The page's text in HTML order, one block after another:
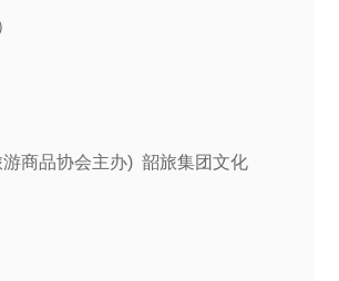
商品协会主办) 韶旅集团文化